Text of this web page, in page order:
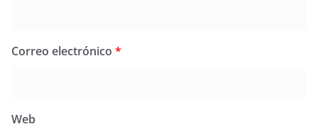
Correo electrónico *
Web